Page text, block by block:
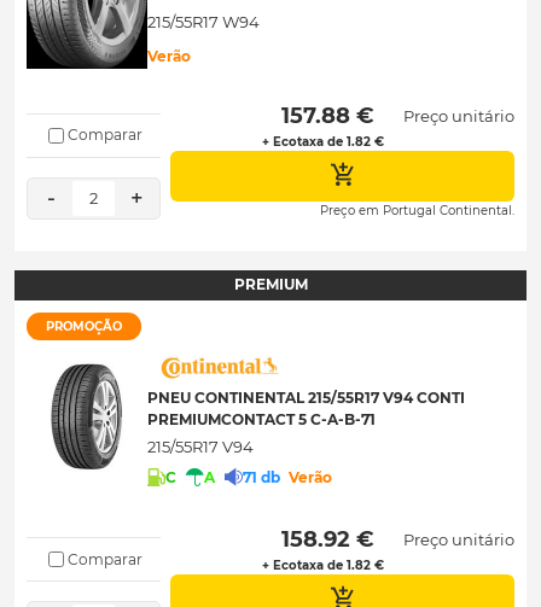
215/55R17 W94
Verão
Comparar
- 2 +
157.88 €
+ Ecotaxa de 1.82 €
Preço unitário
Preço em Portugal Continental.
PREMIUM
PROMOÇÃO
PNEU CONTINENTAL 215/55R17 V94 CONTI
PREMIUMCONTACT 5 C-A-B-71
215/55R17 V94
C A 71 db Verão
Comparar
158.92 €
+ Ecotaxa de 1.82 €
Preço unitário